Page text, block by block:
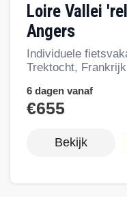
Loire Vallei 'relaxed' - van Tours naar
Angers
Individuele
Trektocht, Frankrijk
6 dagen vanaf
€655
Bekijk